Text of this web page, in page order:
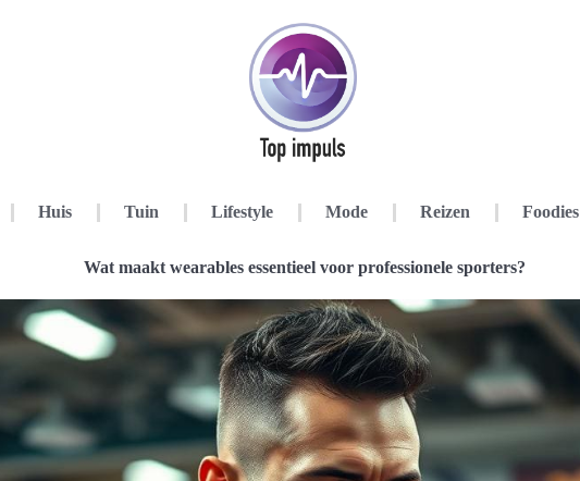
Huis Tuin Lifestyle Mode Reizen Foodies
Wat maakt wearables essentieel voor professionele sporters?